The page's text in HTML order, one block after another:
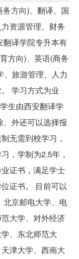
方向)、翻译、国
资源管理、财务
翻译学院专升本有
方向)、英语(商务
旅游管理、人力
学习方式为业
生由西安翻译学
外还可以选择报
无需到校学习，
，学制为2.5年，
证书，满足学士
证书。 目前可以
北京邮电大学、电
大学、对外经济
、东北师范大
津大学、西南大